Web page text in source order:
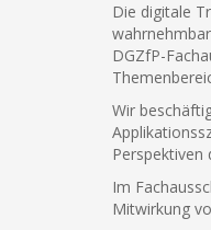
Die digitale
DGZfP-
Wir
Perspektiven
Im
Mitwirkung